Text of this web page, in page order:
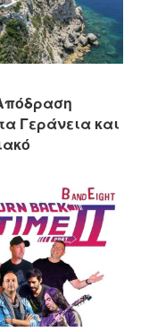
Γεράνεια και